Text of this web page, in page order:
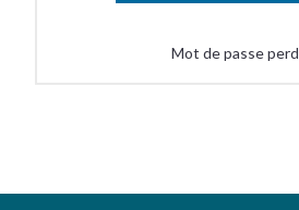
Mot de passe